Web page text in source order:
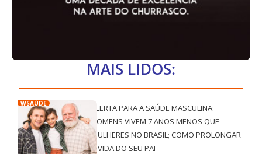
MAIS LIDOS:
WSAÚDE
ALERTA PARA A SAÚDE MASCULINA:
HOMENS VIVEM 7 ANOS MENOS QUE
MULHERES NO BRASIL; COMO PROLONGAR
A VIDA DO SEU PAI